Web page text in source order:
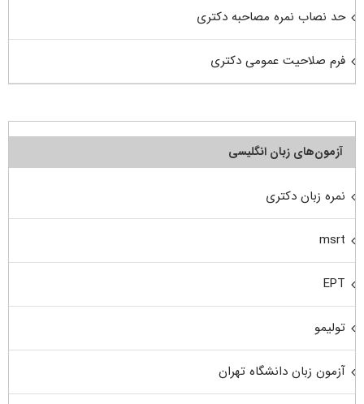
حد نصاب نمره مصاحبه دکتری
فرم صلاحیت عمومی دکتری
آزمون‌های زبان انگلیسی
نمره زبان دکتری
msrt
EPT
تولیمو
آزمون زبان دانشگاه تهران